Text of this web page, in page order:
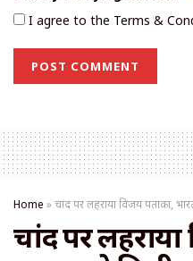
I agree to the Terms &
Home »चांद पर लहराया विजय पताका,
चांद पर